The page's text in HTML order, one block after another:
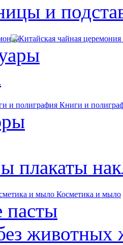
и
Книги и
плакаты
Косметика и мыло
пасты
животных